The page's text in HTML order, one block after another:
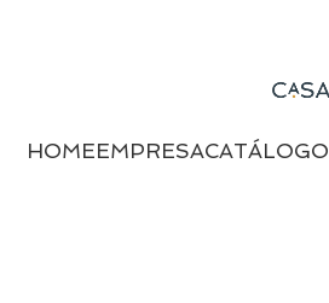
HOMEEMPRESACATÁLOGO